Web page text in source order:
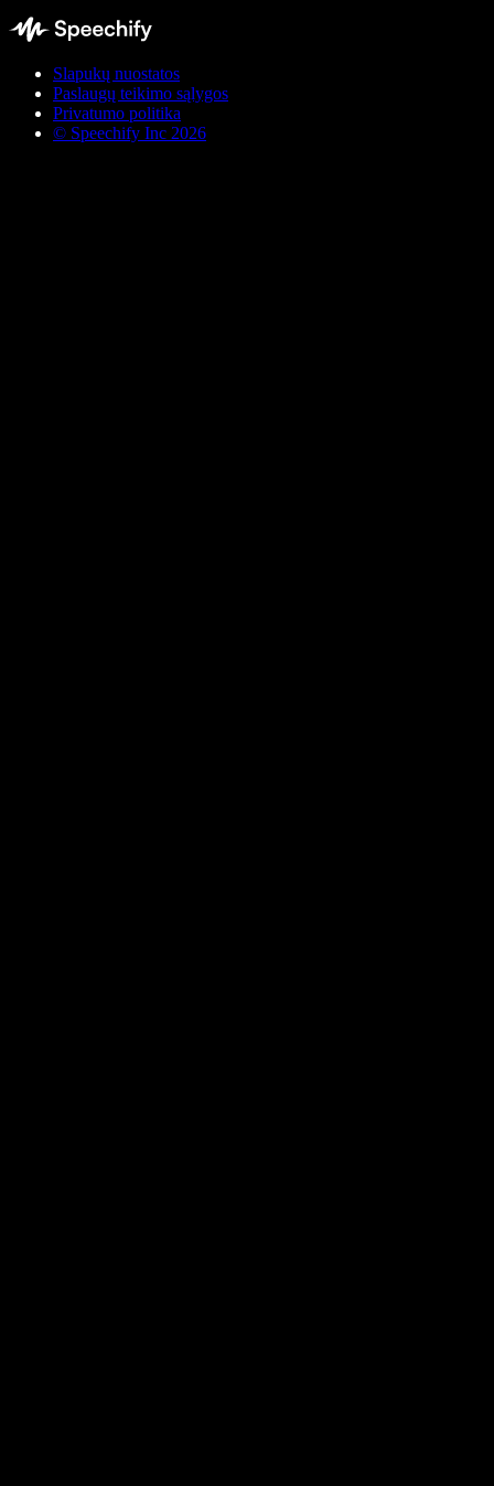
Slapukų nuostatos
Paslaugų teikimo sąlygos
Privatumo politika
© Speechify Inc 2026